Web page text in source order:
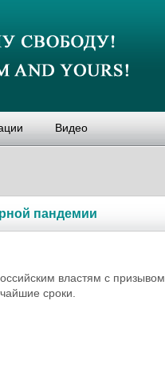
Видео
пандемии
властям с призывом
сроки.